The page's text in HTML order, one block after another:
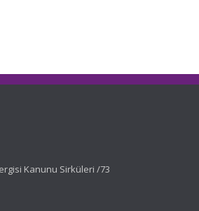
Kanunu Sirküleri /73